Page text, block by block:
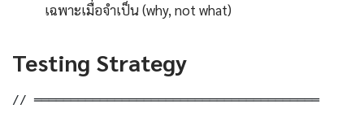
เฉพาะเมื่อจำเป็น (why, not what)
Testing Strategy
// ═══════════════════════════════════════